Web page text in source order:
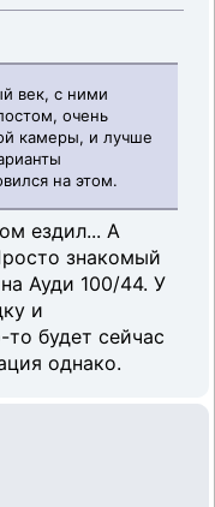
век, с ними
очень
камеры, и лучше
на этом.
ездил... А
знакомый
Ауди 100/44. У
и
будет сейчас
однако.